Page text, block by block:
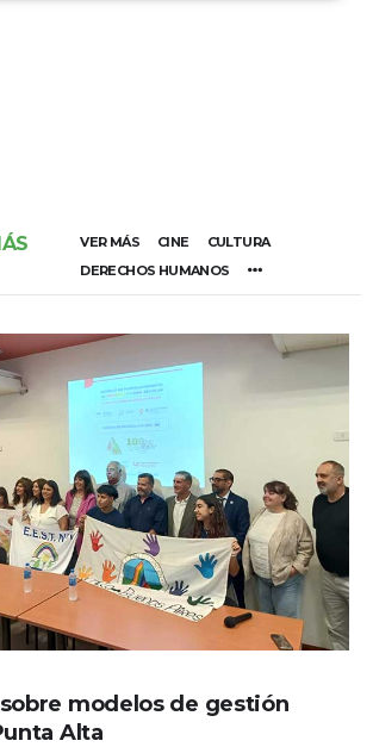
VER MÁS CINE
CULTURA
DERECHOS HUMANOS
modelos de gestión
Alta